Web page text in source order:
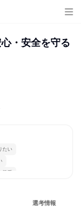
・安全を守る
たい
尊重
選考情報